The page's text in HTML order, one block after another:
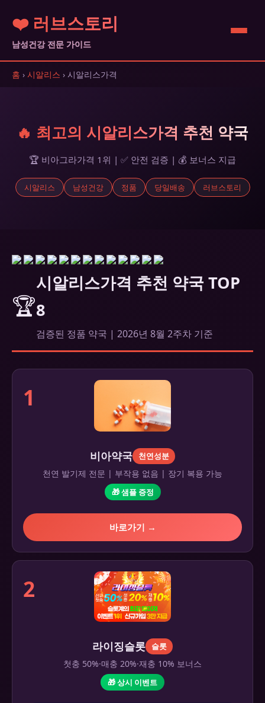
❤️ 러브스토리
남성건강 전문 가이드
홈 › 시알리스 › 시알리스가격
🔥 최고의 시알리스가격 추천 약국
🏆 비아그라가격 1위 | ✅ 안전 검증 | 💰 보너스 지급
시알리스 남성건강 정품 당일배송 러브스토리
🏆
시알리스가격 추천 약국 TOP
8
검증된 정품 약국 | 2026년 8월 2주차 기준
1
비아약국 천연성분
천연 발기제 전문 | 부작용 없음 | 장기 복용 가능
🎁 샘플 증정
바로가기 →
2
라이징슬롯 슬롯
첫충 50%·매충 20%·재충 10% 보너스
🎁 상시 이벤트